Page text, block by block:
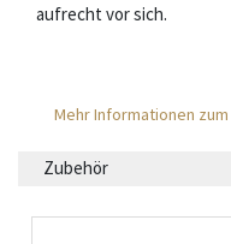
aufrecht vor sich.
Mehr Informationen
Zubehör